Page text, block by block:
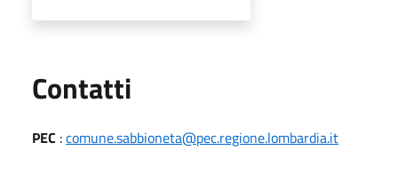
Contatti
PEC :comune.sabbioneta@pec.regione.lombardia.it